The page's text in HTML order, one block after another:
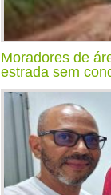
Moradores de
estrada sem